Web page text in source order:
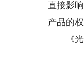
直接影
产品的
《光明